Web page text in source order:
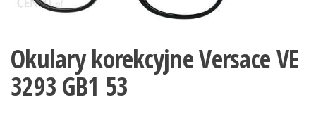
Okulary korekcyjne Versace VE
3293 GB1 53